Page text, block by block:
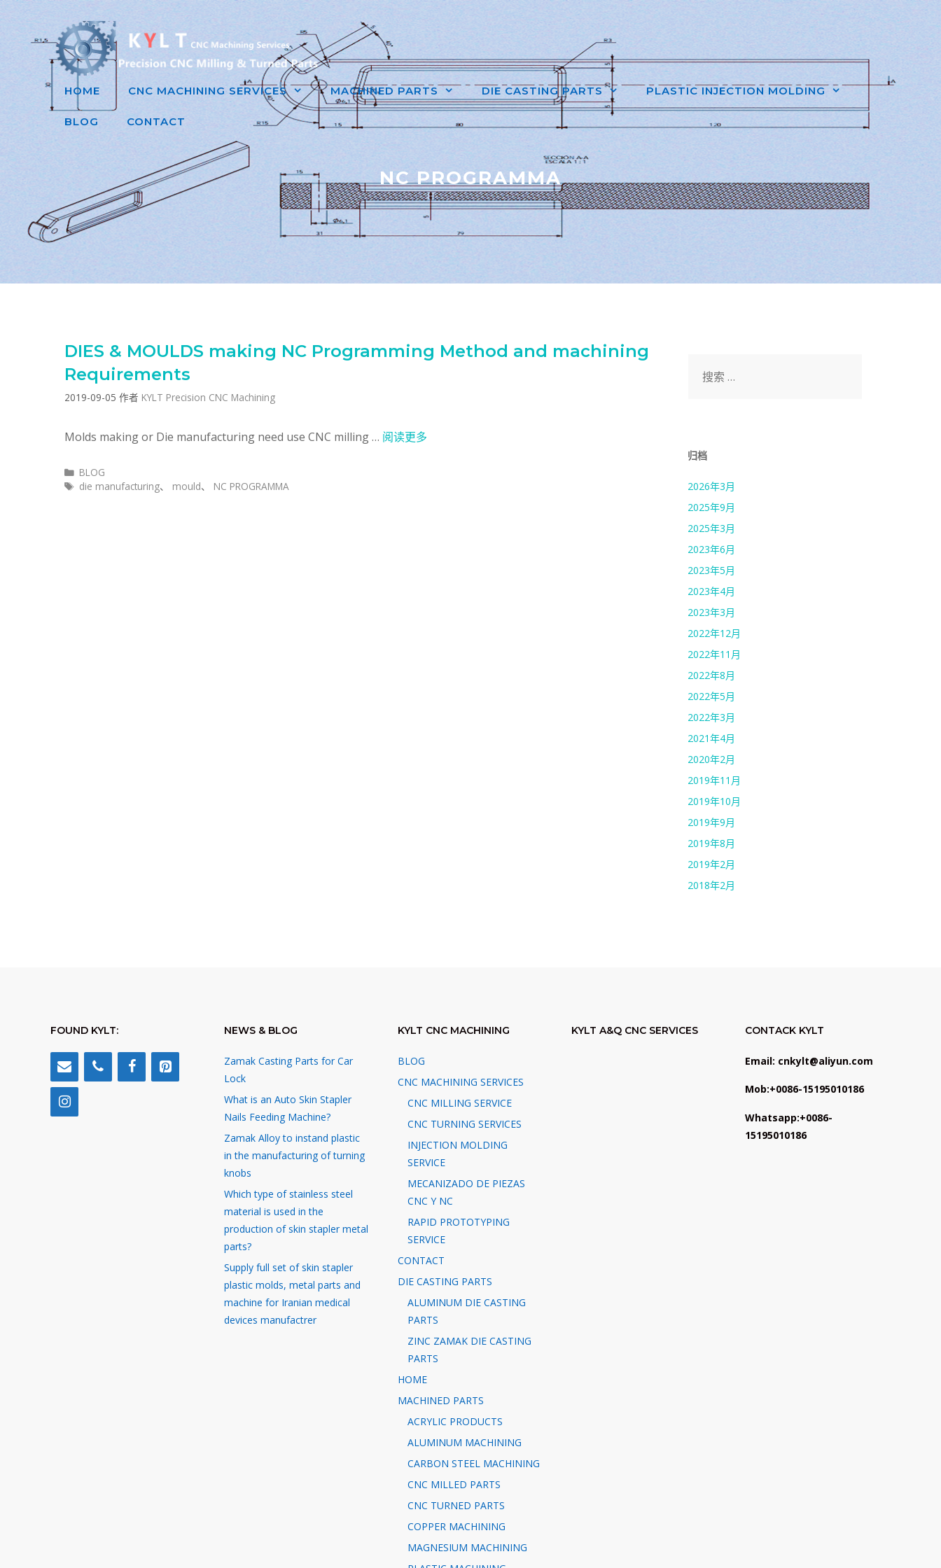
内
容
HOME CNC MACHINING SERVICES MACHINED PARTS DIE CASTING PARTS PLASTIC INJECTION MOLDING
BLOG CONTACT
NC PROGRAMMA
DIES & MOULDS making NC Programming Method and machining
Requirements
2019-09-05 作者 KYLT Precision CNC Machining
Molds making or Die manufacturing need use CNC milling … 阅读更多
分
类
BLOG
标
die manufacturing、 mould、 NC PROGRAMMA
索：
归档
2026年3月
2025年9月
2025年3月
2023年6月
2023年5月
2023年4月
2023年3月
2022年12月
2022年11月
2022年8月
2022年5月
2022年3月
2021年4月
2020年2月
2019年11月
2019年10月
2019年9月
2019年8月
2019年2月
2018年2月
FOUND KYLT: NEWS & BLOG
Zamak Casting Parts for Car
Lock
What is an Auto Skin Stapler
Nails Feeding Machine?
Zamak Alloy to instand plastic
in the manufacturing of turning
knobs
Which type of stainless steel
material is used in the
production of skin stapler metal
parts?
Supply full set of skin stapler
plastic molds, metal parts and
machine for Iranian medical
devices manufactrer
KYLT CNC MACHINING
BLOG
CNC MACHINING SERVICES
CNC MILLING SERVICE
CNC TURNING SERVICES
INJECTION MOLDING
SERVICE
MECANIZADO DE PIEZAS
CNC Y NC
RAPID PROTOTYPING
SERVICE
CONTACT
DIE CASTING PARTS
ALUMINUM DIE CASTING
PARTS
ZINC ZAMAK DIE CASTING
PARTS
HOME
MACHINED PARTS
ACRYLIC PRODUCTS
ALUMINUM MACHINING
CARBON STEEL MACHINING
CNC MILLED PARTS
CNC TURNED PARTS
COPPER MACHINING
MAGNESIUM MACHINING
KYLT A&Q CNC SERVICES CONTACK KYLT
Email: cnkylt@aliyun.com
Mob:+0086-15195010186
Whatsapp:+0086-
15195010186